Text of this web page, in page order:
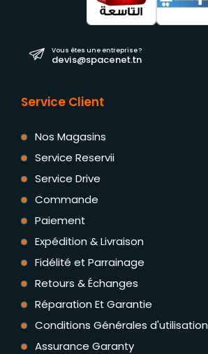
Vous êtes une entreprise ?
devis@spacenet.tn
Service Client
Nos Magasins
Service Reservii
Service Drive
Commande
Paiement
Expédition & Livraison
Fidélité et Parrainage
Retours & Échanges
Réparation Et Garantie
Conditions Générales d'utilisation
Assurance Garanty